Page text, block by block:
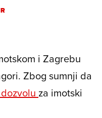
i Zagrebu
Zbog sumnji da
za imotski